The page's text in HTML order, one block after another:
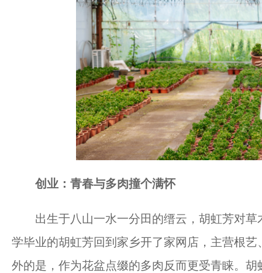
创业：青春与多肉撞个满怀
出生于八山一水一分田的缙云，胡虹芳对草
学毕业的胡虹芳回到家乡开了家网店，主营根
外的是，作为花盆点缀的多肉反而更受青睐。